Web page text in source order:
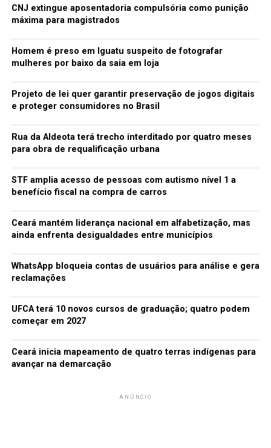
CNJ extingue aposentadoria compulsória como punição
máxima para magistrados
Homem é preso em Iguatu suspeito de fotografar
mulheres por baixo da saia em loja
Projeto de lei quer garantir preservação de jogos digitais
e proteger consumidores no Brasil
Rua da Aldeota terá trecho interditado por quatro meses
para obra de requalificação urbana
STF amplia acesso de pessoas com autismo nível 1 a
benefício fiscal na compra de carros
Ceará mantém liderança nacional em alfabetização, mas
ainda enfrenta desigualdades entre municípios
WhatsApp bloqueia contas de usuários para análise e gera
reclamações
UFCA terá 10 novos cursos de graduação; quatro podem
começar em 2027
Ceará inicia mapeamento de quatro terras indígenas para
avançar na demarcação
ANÚNCIO